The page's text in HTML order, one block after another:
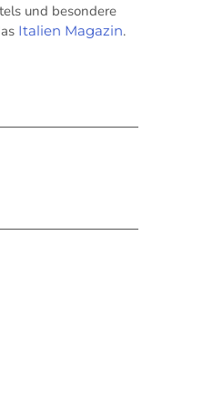
und besondere
Italien Magazin.